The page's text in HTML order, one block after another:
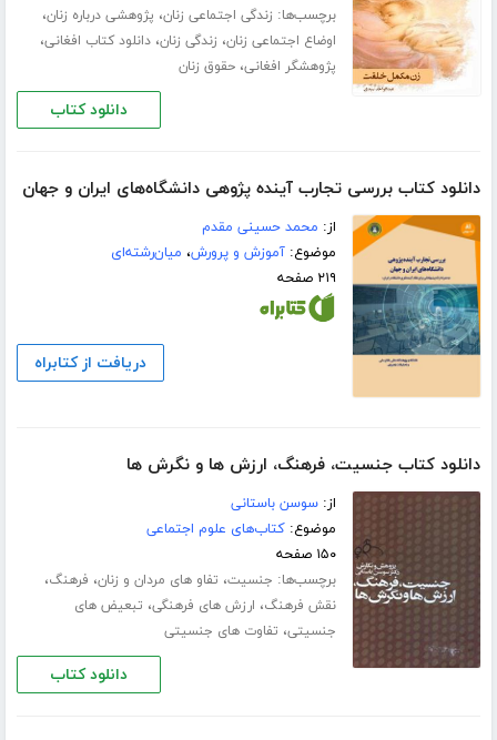
برچسب‌ها: زندگی اجتماعی زنان، پژوهشی درباره زنان،
اوضاع اجتماعی زنان، زندگی زنان،دانلود کتاب افغانی،
پژوهشگر افغانی،حقوق زنان
دانلود کتاب
دانلود کتاب بررسی تجارب آینده پژوهی دانشگاه‌های ایران و جهان
از: محمد حسینی مقدم
موضوع:آموزش و پرورش، میان‌رشته‌ای
۲۱۹ صفحه
دریافت از کتابراه
دانلود کتاب جنسیت، فرهنگ، ارزش ها و نگرش ها
از:سوسن باستانی
موضوع:کتاب‌های علوم اجتماعی
۱۵۰ صفحه
برچسب‌ها: جنسیت، تفاو ‏‌های مردان و زنان، فرهنگ،
نقش فرهنگ، ارزش های فرهنگی، تبعیض های
جنسیتی، تفاوت‏ های جنسیتی
دانلود کتاب